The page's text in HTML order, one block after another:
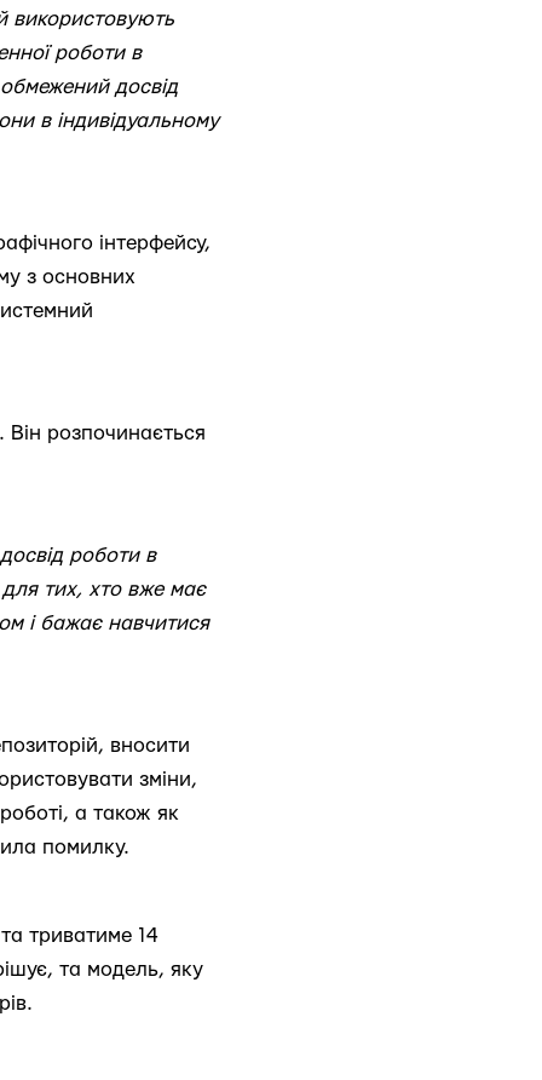
використовують
роботи в
досвід
в індивідуальному
інтерфейсу,
з основних
розпочинається
роботи в
тих, хто вже має
і бажає навчитися
вносити
зміни,
а також як
помилку.
триватиме 14
та модель, яку